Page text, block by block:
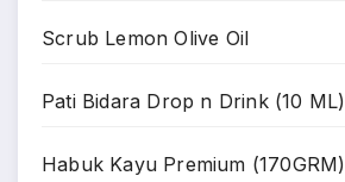
Scrub Lemon Olive Oil
Pati Bidara Drop n Drink (10 ML)
Habuk Kayu Premium (170GRM)